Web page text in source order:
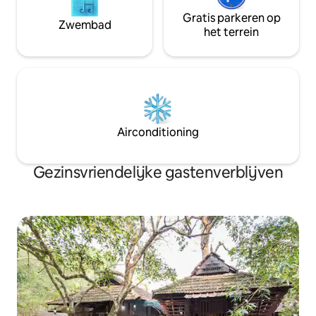
Zwembad
Gratis parkeren op
het terrein
Airconditioning
Gezinsvriendelijke gastenverblijven